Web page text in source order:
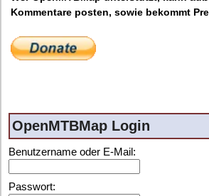
Kommentare posten, sowie bekommt
OpenMTBMap Login
Benutzername oder E-Mail:
Passwort: